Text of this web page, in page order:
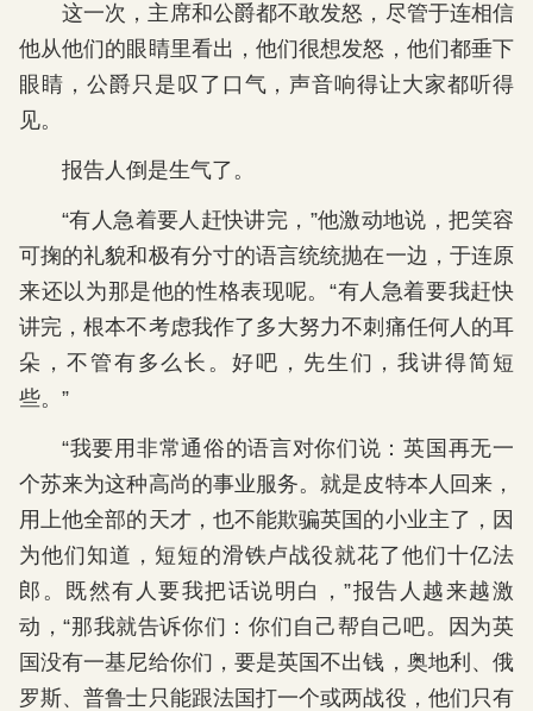
这一次，主席和公爵都不敢发怒，尽管于连相信
他从他们的眼睛里看出，他们很想发怒，他们都垂下
眼睛，公爵只是叹了口气，声音响得让大家都听得
见。
报告人倒是生气了。
“有人急着要人赶快讲完，”他激动地说，把笑容
可掬的礼貌和极有分寸的语言统统抛在一边，于连原
来还以为那是他的性格表现呢。“有人急着要我赶快
讲完，根本不考虑我作了多大努力不刺痛任何人的耳
朵，不管有多么长。好吧，先生们，我讲得简短
些。”
“我要用非常通俗的语言对你们说：英国再无一
个苏来为这种高尚的事业服务。就是皮特本人回来，
用上他全部的天才，也不能欺骗英国的小业主了，因
为他们知道，短短的滑铁卢战役就花了他们十亿法
郎。既然有人要我把话说明白，”报告人越来越激
动，“那我就告诉你们：你们自己帮自己吧。因为英
国没有一基尼给你们，要是英国不出钱，奥地利、俄
罗斯、普鲁士只能跟法国打一个或两战役，他们只有